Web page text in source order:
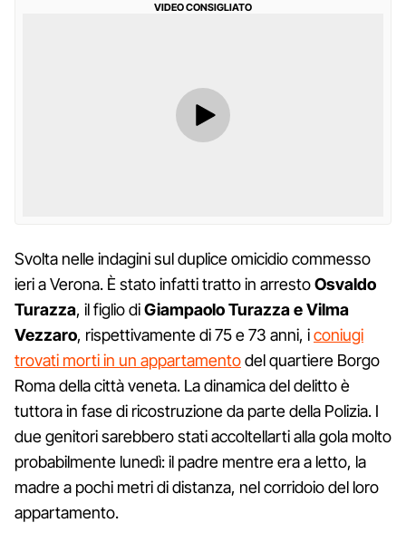
VIDEO CONSIGLIATO
Svolta nelle indagini sul duplice omicidio commesso
ieri a Verona. È stato infatti tratto in arrestoOsvaldo
Turazza, il figlio diGiampaolo Turazza e Vilma
Vezzaro, rispettivamente di 75 e 73 anni, iconiugi
trovati morti in un appartamentodel quartiere Borgo
Roma della città veneta. La dinamica del delitto è
tuttora in fase di ricostruzione da parte della Polizia. I
due genitori sarebbero stati accoltellarti alla gola molto
probabilmente lunedì: il padre mentre era a letto, la
madre a pochi metri di distanza, nel corridoio del loro
appartamento.